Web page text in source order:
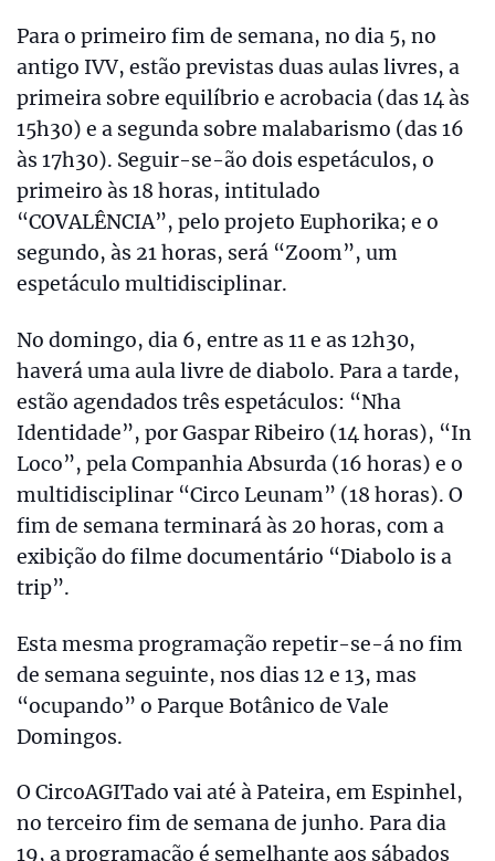
Para o primeiro fim de semana, no dia 5, no
antigo IVV, estão previstas duas aulas livres, a
primeira sobre equilíbrio e acrobacia (das 14 às
15h30) e a segunda sobre malabarismo (das 16
às 17h30). Seguir-se-ão dois espetáculos, o
primeiro às 18 horas, intitulado
“COVALÊNCIA”, pelo projeto Euphorika; e o
segundo, às 21 horas, será “Zoom”, um
espetáculo multidisciplinar.
No domingo, dia 6, entre as 11 e as 12h30,
haverá uma aula livre de diabolo. Para a tarde,
estão agendados três espetáculos: “Nha
Identidade”, por Gaspar Ribeiro (14 horas), “In
Loco”, pela Companhia Absurda (16 horas) e o
multidisciplinar “Circo Leunam” (18 horas). O
fim de semana terminará às 20 horas, com a
exibição do filme documentário “Diabolo is a
trip”.
Esta mesma programação repetir-se-á no fim
de semana seguinte, nos dias 12 e 13, mas
“ocupando” o Parque Botânico de Vale
Domingos.
O CircoAGITado vai até à Pateira, em Espinhel,
no terceiro fim de semana de junho. Para dia
19, a programação é semelhante aos sábados